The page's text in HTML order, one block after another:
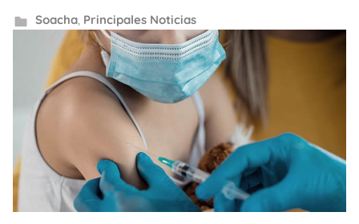
Soacha, Principales Noticias